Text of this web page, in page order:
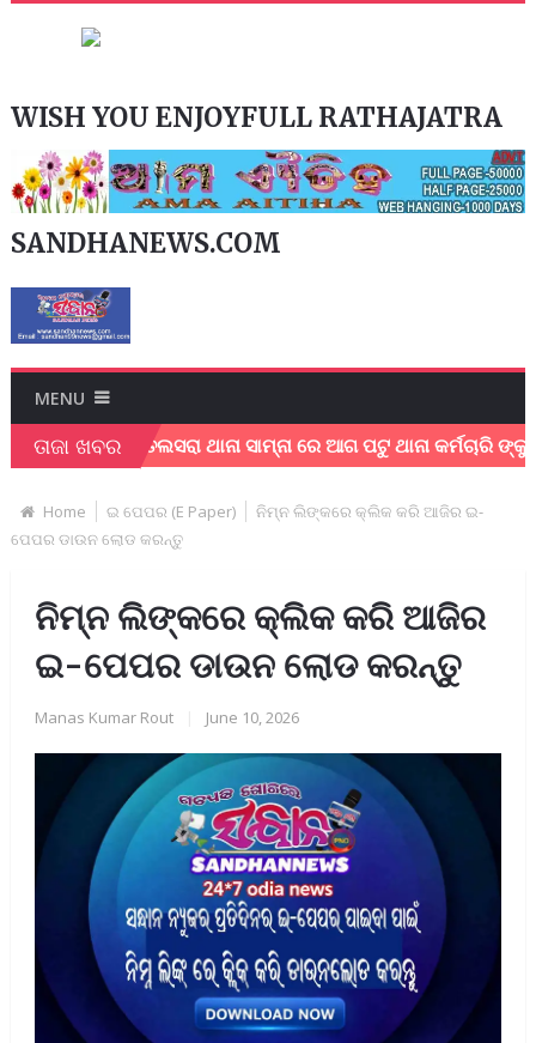
WISH YOU ENJOYFULL RATHAJATRA
SANDHANEWS.COM
MENU
ତାଜା ଖବର ତଲସରା ଥାନା ସାମ୍ନା ରେ ଆଗ ପଟୁ ଥାନା କର୍ମଚାରି
Home ଇ ପେପର (E Paper)
ନିମ୍ନ ଲିଙ୍କରେ କ୍ଲିକ କରି ଆଜିର ଇ-
ପେପର ଡାଉନ ଲୋଡ କରନ୍ତୁ
ନିମ୍ନ ଲିଙ୍କରେ କ୍ଲିକ କରି ଆଜିର
ଇ-ପେପର ଡାଉନ ଲୋଡ କରନ୍ତୁ
Manas Kumar Rout June 10, 2026